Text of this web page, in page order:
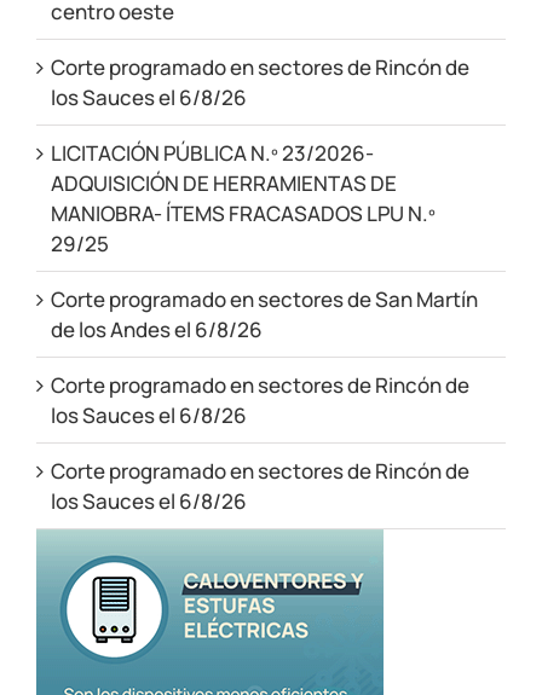
centro oeste
Corte programado en sectores de Rincón de
los Sauces el 6/8/26
LICITACIÓN PÚBLICA N.º 23/2026-
ADQUISICIÓN DE HERRAMIENTAS DE
MANIOBRA- ÍTEMS FRACASADOS LPU N.º
29/25
Corte programado en sectores de San Martín
de los Andes el 6/8/26
Corte programado en sectores de Rincón de
los Sauces el 6/8/26
Corte programado en sectores de Rincón de
los Sauces el 6/8/26